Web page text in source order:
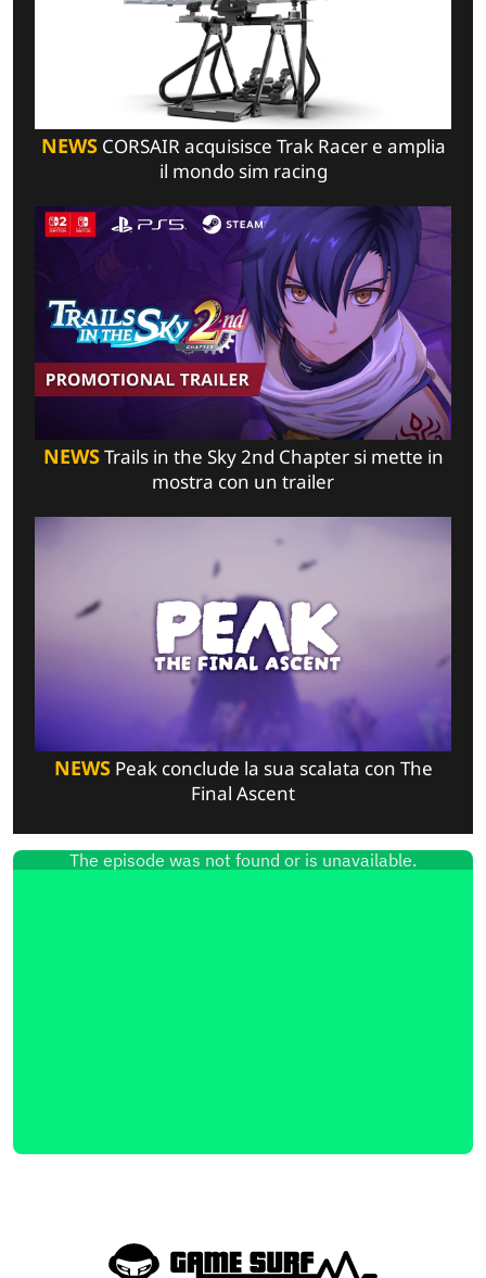
NEWSCORSAIR acquisisce Trak Racer e amplia
il mondo sim racing
NEWSTrails in the Sky 2nd Chapter si mette in
mostra con un trailer
NEWSPeak conclude la sua scalata con The
Final Ascent